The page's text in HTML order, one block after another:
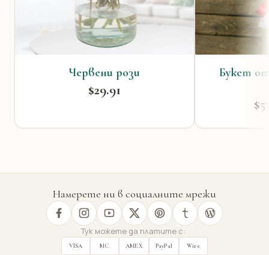
Червени рози
$29.91
Букет
Намерете ни в социалните мрежи
Тук можете да платите с:
VISA MC AMEX PayPal Wire